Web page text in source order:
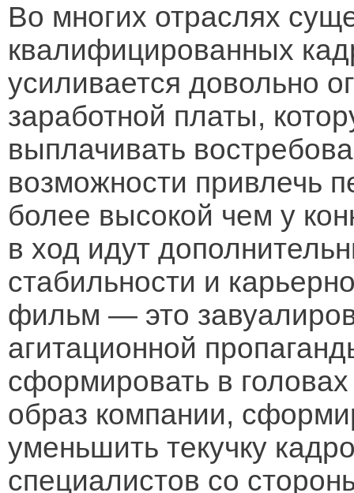
Во многих отраслях
квалифицированных
усиливается довольно
заработной платы,
выплачивать
возможности привлечь
более высокой чем у
в ход идут
стабильности и
фильм — это
агитационной
сформировать в
образ компании,
уменьшить текучку
специалистов со